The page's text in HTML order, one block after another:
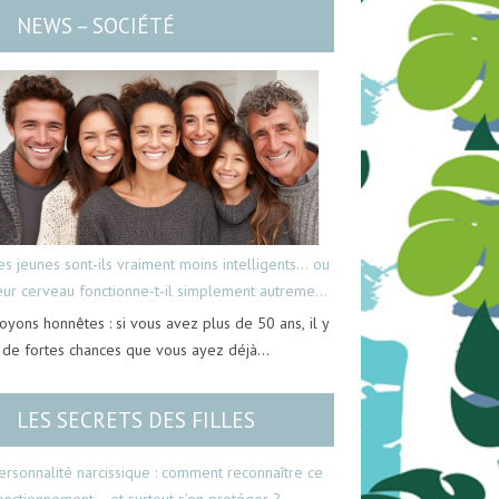
NEWS – SOCIÉTÉ
jeunes sont-ils vraiment moins intelligents… ou
cerveau fonctionne-t-il simplement autrement
honnêtes : si vous avez plus de 50 ans, il y
de fortes chances que vous ayez déjà…
LES SECRETS DES FILLES
narcissique : comment reconnaître ce